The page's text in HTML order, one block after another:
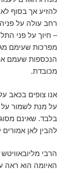
להזיע אך בסוף
רחב עולה על
– חיוך על פני
מפרכות שעימם
הנכספות שעמם
מכובדת.
אנו צופים בכאב
על מנת לשמור
בלבד. שאינם
להבין לאן אמורים
הרבי
האיומה הוא ראה